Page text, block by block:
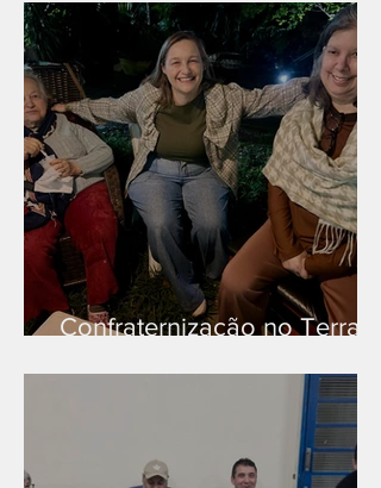
Confraternização no Terra